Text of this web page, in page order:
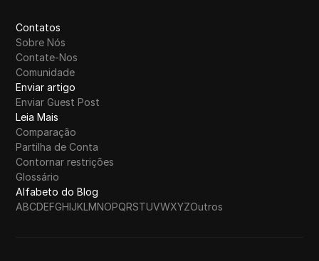
Contatos
Sobre Nós
Contate-Nos
Comunidade
Enviar artigo
Enviar Guest Post
Leia Mais
Comparação
Partilha de Conta
Contornar restrições
Glossário
Alfabeto do Blog
ABCDEFGHIJKLMNOPQRSTUVWXYZOutros